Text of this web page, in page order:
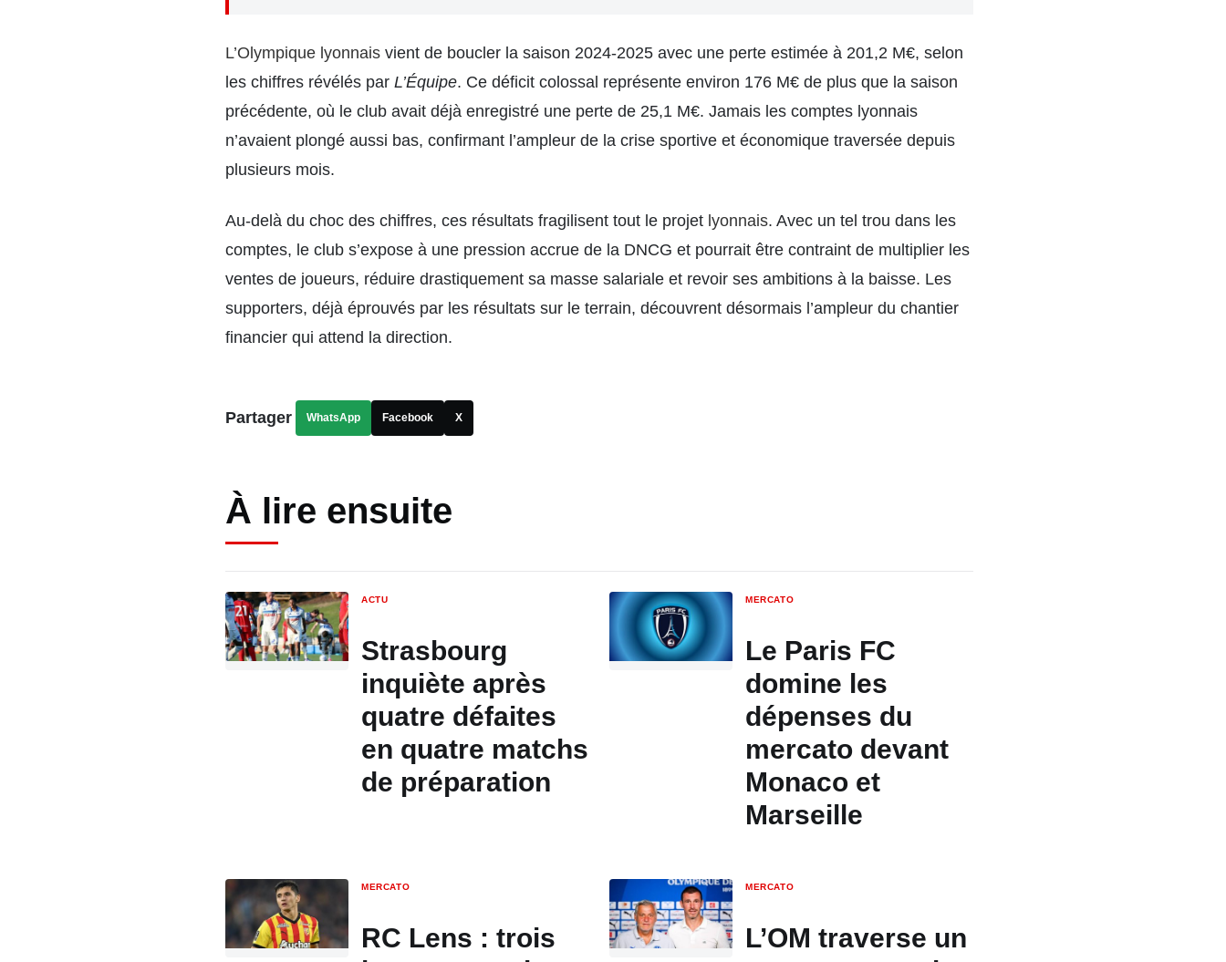
L’Olympique lyonnais vient de boucler la saison 2024-2025 avec une perte estimée à 201,2 M€, selon
les chiffres révélés par L’Équipe. Ce déficit colossal représente environ 176 M€ de plus que la saison
précédente, où le club avait déjà enregistré une perte de 25,1 M€. Jamais les comptes lyonnais
n’avaient plongé aussi bas, confirmant l’ampleur de la crise sportive et économique traversée depuis
plusieurs mois.
Au-delà du choc des chiffres, ces résultats fragilisent tout le projet lyonnais. Avec un tel trou dans les
comptes, le club s’expose à une pression accrue de la DNCG et pourrait être contraint de multiplier les
ventes de joueurs, réduire drastiquement sa masse salariale et revoir ses ambitions à la baisse. Les
supporters, déjà éprouvés par les résultats sur le terrain, découvrent désormais l’ampleur du chantier
financier qui attend la direction.
Partager WhatsApp Facebook X
À lire ensuite
ACTU
Strasbourg
inquiète après
quatre défaites
en quatre matchs
de préparation
MERCATO
Le Paris FC
domine les
dépenses du
mercato devant
Monaco et
Marseille
MERCATO
RC Lens : trois
MERCATO
L’OM traverse un